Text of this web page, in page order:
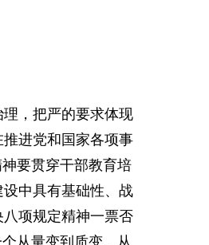
，把严的要求体现
进党和国家各项事
要贯穿干部教育培
中具有基础性、战
项规定精神一票否
从量变到质变、从